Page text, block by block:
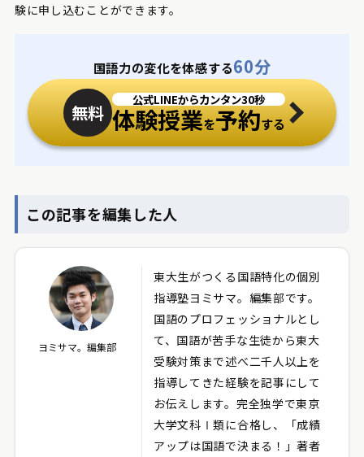
験に申し込むことができます。
国語力の変化を体感する60分
無料
公式LINEからカンタン30秒
体験授業を予約する
この記事を編集した人
ヨミサマ。編集部
東大生がつくる国語特化の個別
指導塾ヨミサマ。編集部です。
国語のプロフェッショナルとし
て、国語が苦手な生徒から東大
受験対策まで述べ二千人以上を
指導してきた経験を記事にして
お伝えします。完全独学で東京
大学文科Ⅰ類に合格し、「成績
アップは国語で決まる！」著者